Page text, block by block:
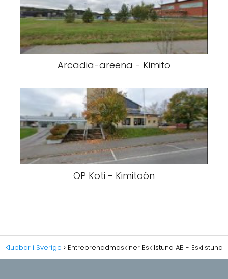
Arcadia-areena - Kimito
OP Koti - Kimitoön
Klubbar i Sverige Entreprenadmaskiner Eskilstuna AB - Eskilstuna